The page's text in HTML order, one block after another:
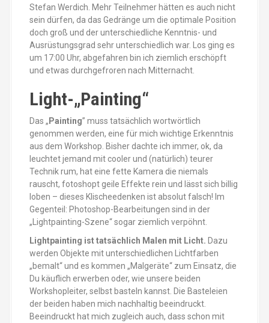
Stefan Werdich. Mehr Teilnehmer hätten es auch nicht
sein dürfen, da das Gedränge um die optimale Position
doch groß und der unterschiedliche Kenntnis- und
Ausrüstungsgrad sehr unterschiedlich war. Los ging es
um 17:00 Uhr, abgefahren bin ich ziemlich erschöpft
und etwas durchgefroren nach Mitternacht.
Light-„Painting“
Das „ Painting” muss tatsächlich wortwörtlich
genommen werden, eine für mich wichtige Erkenntnis
aus dem Workshop. Bisher dachte ich immer, ok, da
leuchtet jemand mit cooler und (natürlich) teurer
Technik rum, hat eine fette Kamera die niemals
rauscht, fotoshopt geile Effekte rein und lässt sich billig
loben – dieses Klischeedenken ist absolut falsch! Im
Gegenteil: Photoshop-Bearbeitungen sind in der
„Lightpainting-Szene“ sogar ziemlich verpöhnt.
Lightpainting ist tatsächlich Malen mit Licht. Dazu
werden Objekte mit unterschiedlichen Lichtfarben
„bemalt“ und es kommen „Malgeräte“ zum Einsatz, die
Du käuflich erwerben oder, wie unsere beiden
Workshopleiter, selbst basteln kannst. Die Basteleien
der beiden haben mich nachhaltig beeindruckt.
Beeindruckt hat mich zugleich auch, dass schon mit